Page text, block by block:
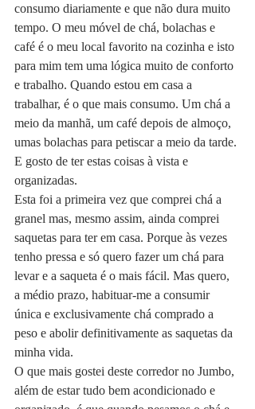
consumo diariamente e que não dura muito
tempo. O meu móvel de chá, bolachas e
café é o meu local favorito na cozinha e isto
para mim tem uma lógica muito de conforto
e trabalho. Quando estou em casa a
trabalhar, é o que mais consumo. Um chá a
meio da manhã, um café depois de almoço,
umas bolachas para petiscar a meio da tarde.
E gosto de ter estas coisas à vista e
organizadas.
Esta foi a primeira vez que comprei chá a
granel mas, mesmo assim, ainda comprei
saquetas para ter em casa. Porque às vezes
tenho pressa e só quero fazer um chá para
levar e a saqueta é o mais fácil. Mas quero,
a médio prazo, habituar-me a consumir
única e exclusivamente chá comprado a
peso e abolir definitivamente as saquetas da
minha vida.
O que mais gostei deste corredor no Jumbo,
além de estar tudo bem acondicionado e